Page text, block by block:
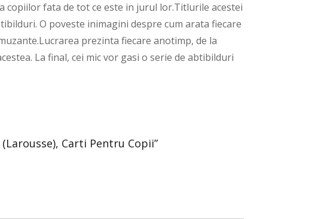
copiilor fata de tot ce este in jurul lor.Titlurile acestei
O poveste inimagini despre cum arata fiecare
prezinta fiecare anotimp, de la
La final, cei mic vor gasi o serie de abtibilduri
Carti Pentru Copii”